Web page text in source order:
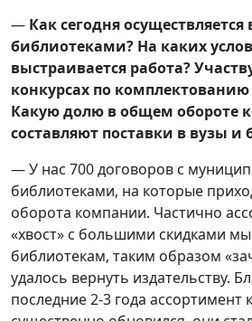
— Как сегодня
библиотеками? На каких
выстраивается работа?
конкурсах по
Какую долю в общем обороте
составляют поставки в вузы и
— У нас 700 договоров с
библиотеками, на которые
оборота компании. Частично
«хвост» с большими скидками
библиотекам, таким образом
удалось вернуть издательству.
последние 2-3 года